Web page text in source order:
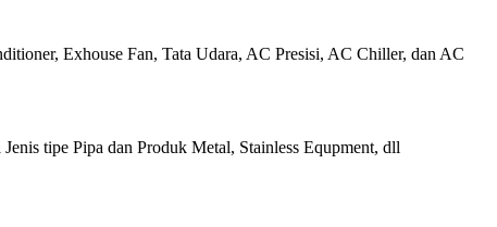
Exhouse Fan, Tata Udara, AC Presisi, AC Chiller, dan AC
tipe Pipa dan Produk Metal, Stainless Equpment, dll